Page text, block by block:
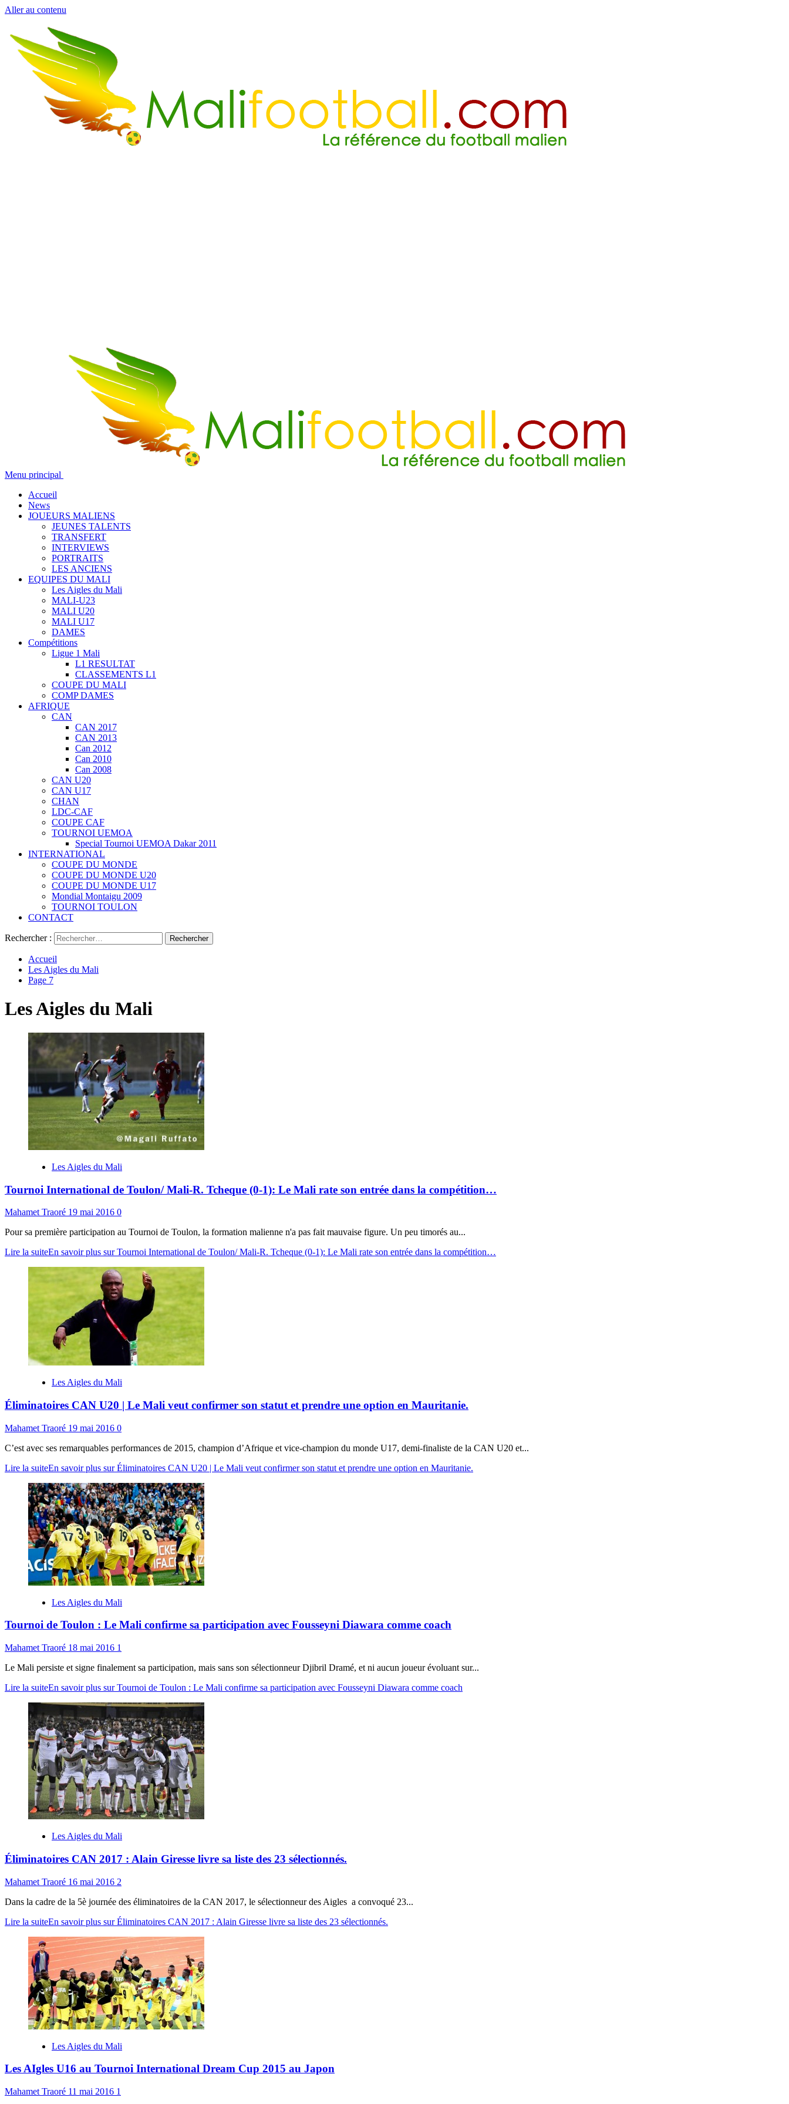
Aller au contenu
Menu principal
Accueil
News
JOUEURS MALIENS
JEUNES TALENTS
TRANSFERT
INTERVIEWS
PORTRAITS
LES ANCIENS
EQUIPES DU MALI
Les Aigles du Mali
MALI-U23
MALI U20
MALI U17
DAMES
Compétitions
Ligue 1 Mali
L1 RESULTAT
CLASSEMENTS L1
COUPE DU MALI
COMP DAMES
AFRIQUE
CAN
CAN 2017
CAN 2013
Can 2012
Can 2010
Can 2008
CAN U20
CAN U17
CHAN
LDC-CAF
COUPE CAF
TOURNOI UEMOA
Special Tournoi UEMOA Dakar 2011
INTERNATIONAL
COUPE DU MONDE
COUPE DU MONDE U20
COUPE DU MONDE U17
Mondial Montaigu 2009
TOURNOI TOULON
CONTACT
Rechercher :
Accueil
Les Aigles du Mali
Page 7
Les Aigles du Mali
Les Aigles du Mali
Tournoi International de Toulon/ Mali-R. Tcheque (0-1): Le Mali rate son entrée dans la compétition…
Mahamet Traoré 19 mai 2016 0
Pour sa première participation au Tournoi de Toulon, la formation malienne n'a pas fait mauvaise figure. Un peu timorés au...
Lire la suiteEn savoir plus sur Tournoi International de Toulon/ Mali-R. Tcheque (0-1): Le Mali rate son entrée dans la compétition…
Les Aigles du Mali
Éliminatoires CAN U20 | Le Mali veut confirmer son statut et prendre une option en Mauritanie.
Mahamet Traoré 19 mai 2016 0
C’est avec ses remarquables performances de 2015, champion d’Afrique et vice-champion du monde U17, demi-finaliste de la CAN U20 et...
Lire la suiteEn savoir plus sur Éliminatoires CAN U20 | Le Mali veut confirmer son statut et prendre une option en Mauritanie.
Les Aigles du Mali
Tournoi de Toulon : Le Mali confirme sa participation avec Fousseyni Diawara comme coach
Mahamet Traoré 18 mai 2016 1
Le Mali persiste et signe finalement sa participation, mais sans son sélectionneur Djibril Dramé, et ni aucun joueur évoluant sur...
Lire la suiteEn savoir plus sur Tournoi de Toulon : Le Mali confirme sa participation avec Fousseyni Diawara comme coach
Les Aigles du Mali
Éliminatoires CAN 2017 : Alain Giresse livre sa liste des 23 sélectionnés.
Mahamet Traoré 16 mai 2016 2
Dans la cadre de la 5è journée des éliminatoires de la CAN 2017, le sélectionneur des Aigles a convoqué 23...
Lire la suiteEn savoir plus sur Éliminatoires CAN 2017 : Alain Giresse livre sa liste des 23 sélectionnés.
Les Aigles du Mali
Les AIgles U16 au Tournoi International Dream Cup 2015 au Japon
Mahamet Traoré 11 mai 2016 1